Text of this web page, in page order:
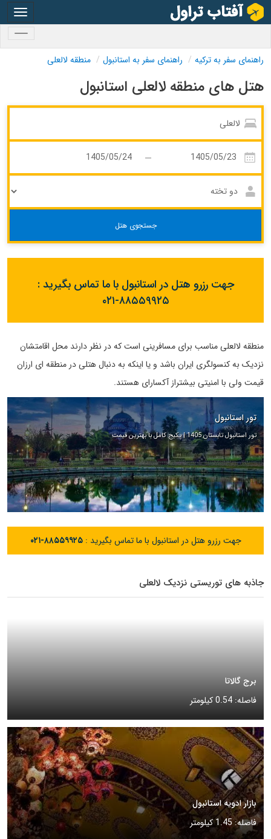
راهنمای سفر به ترکیه راهنمای سفر به استانبول منطقه لالعلی
هتل های منطقه لالعلی استانبول
جستجوی هتل
جهت رزرو هتل در استانبول با ما تماس بگیرید :
۰۲۱-۸۸۵۵۹۹۲۵
منطقه لالعلی مناسب برای مسافرینی است که در نظر دارند محل اقامتشان
نزدیک به کنسولگری ایران باشد و یا اینکه به دنبال هتلی در منطقه ای ارزان
قیمت ولی با امنیتی بیشتراز آکسارای هستند.
تور استانبول
تور استانبول تابستان 1405 | پکیج کامل با بهترین قیمت
جهت رزرو هتل در استانبول با ما تماس بگیرید :۰۲۱-۸۸۵۵۹۹۲۵
جاذبه های توریستی نزدیک لالعلی
برج گالاتا
فاصله: 0.54 کیلومتر
بازار ادویه استانبول
فاصله: 1.45 کیلومتر